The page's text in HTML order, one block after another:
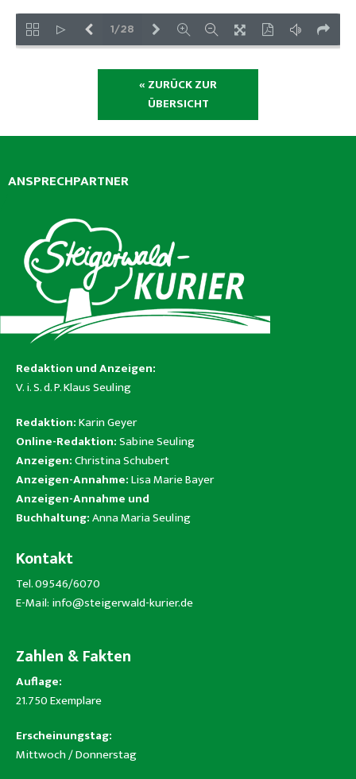
« ZURÜCK ZUR
ÜBERSICHT
ANSPRECHPARTNER
Redaktion und Anzeigen:
V. i. S. d. P. Klaus Seuling
Redaktion:Karin Geyer
Online-Redaktion:Sabine Seuling
Anzeigen:Christina Schubert
Anzeigen-Annahme:Lisa Marie Bayer
Anzeigen-Annahme und
Buchhaltung:Anna Maria Seuling
Kontakt
Tel. 09546/6070
E-Mail: info@steigerwald-kurier.de
Zahlen & Fakten
Auflage:
21.750 Exemplare
Erscheinungstag:
Mittwoch / Donnerstag